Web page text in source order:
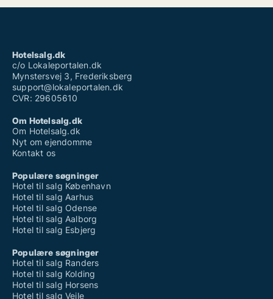
Hotelsalg.dk
c/o Lokaleportalen.dk
Mynstersvej 3, Frederiksberg
support@lokaleportalen.dk
CVR: 29605610
Om Hotelsalg.dk
Om Hotelsalg.dk
Nyt om ejendomme
Kontakt os
Populære søgninger
Hotel til salg København
Hotel til salg Aarhus
Hotel til salg Odense
Hotel til salg Aalborg
Hotel til salg Esbjerg
Populære søgninger
Hotel til salg Randers
Hotel til salg Kolding
Hotel til salg Horsens
Hotel til salg Vejle